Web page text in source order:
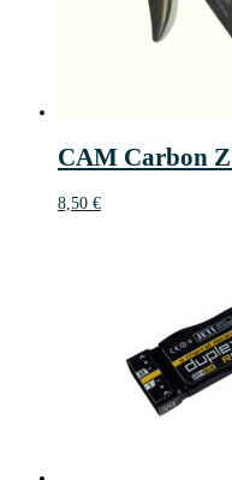
CAM Carbon
8,50 €